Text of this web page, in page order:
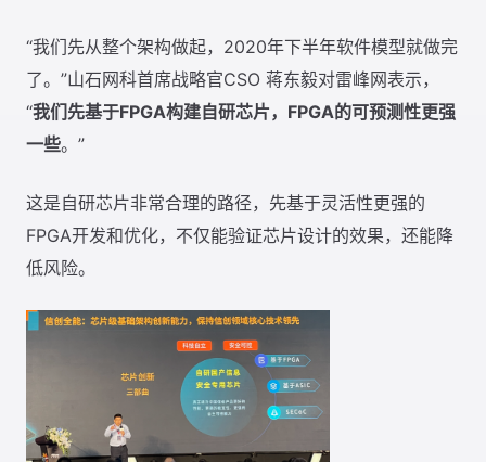
“我们先从整个架构做起，2020年下半年软件模型就做完
了。”山石网科首席战略官CSO 蒋东毅对雷峰网表示，
“我们先基于FPGA构建自研芯片，FPGA的可预测性更强
一些。”
这是自研芯片非常合理的路径，先基于灵活性更强的
FPGA开发和优化，不仅能验证芯片设计的效果，还能降
低风险。